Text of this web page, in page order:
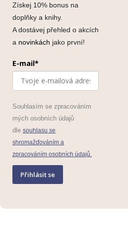
Získej 10% bonus na
doplňky a knihy.
A dostávej přehled o akcích
a novinkách jako první!
E-mail*
Souhlasím se zpracováním
mých osobních údajů
dle souhlasu se
shromažďováním a
zpracováním osobních údajů.
Přihlásit se